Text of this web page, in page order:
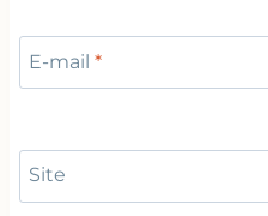
E-mail *
Site